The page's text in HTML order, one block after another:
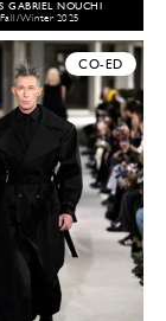
GABRIEL NOUCHI
Winter 2025
CO-ED